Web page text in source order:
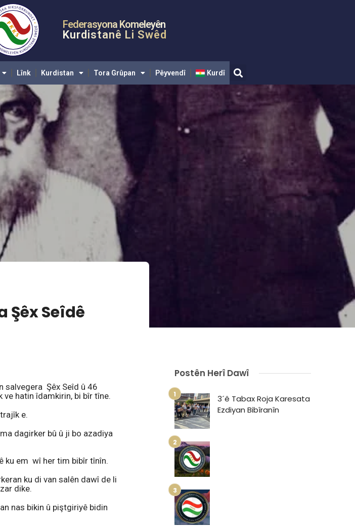
Kurdistan
Federasyona Komeleyên
Kurdistanê Li Swêd
Lînk Kurdistan Tora Grûpan Pêyvendî Kurdî
Seîdê
salvegera Şêx Seîd û 46
ve hatin îdamkirin, bi bîr tîne.
e.
dagirker bû û ji bo azadiya
ku em wî her tim bibîr tînîn.
ku di van salên dawî de li
dike.
nas bikin û piştgiriyê bidin
Postên Herî Dawî
3´ê Tabax Roja Karesata
Ezdiyan Bibîranîn